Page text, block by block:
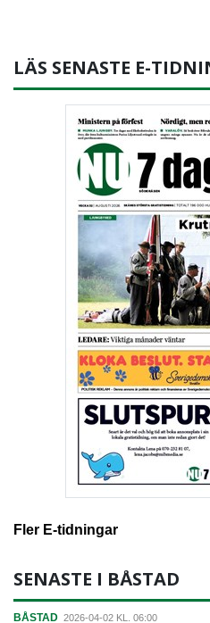
LÄS SENASTE E-
Fler E-tidningar
SENASTE I BÅSTAD
BÅSTAD 2026-04-02 KL. 06:00